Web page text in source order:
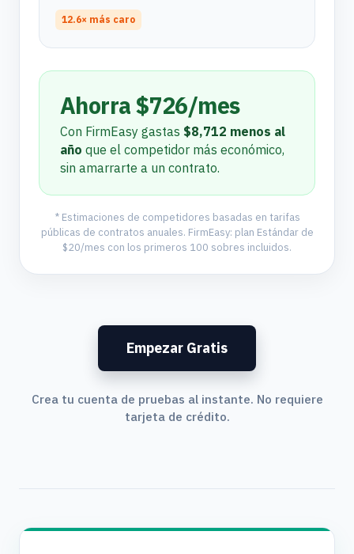
12.6× más caro
Ahorra $726/mes
Con FirmEasy gastas $8,712 menos al
año que el competidor más económico,
sin amarrarte a un contrato.
* Estimaciones de competidores basadas en tarifas
públicas de contratos anuales. FirmEasy: plan Estándar de
$20/mes con los primeros 100 sobres incluidos.
Empezar Gratis
Crea tu cuenta de pruebas al instante. No requiere
tarjeta de crédito.